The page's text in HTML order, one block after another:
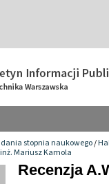
stopnia naukowego/
Mariusz Kamola
Recenzja